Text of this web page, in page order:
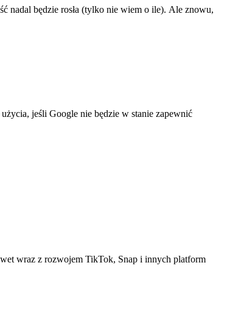
nadal będzie rosła (tylko nie wiem o ile). Ale znowu,
jeśli Google nie będzie w stanie zapewnić
wraz z rozwojem TikTok, Snap i innych platform